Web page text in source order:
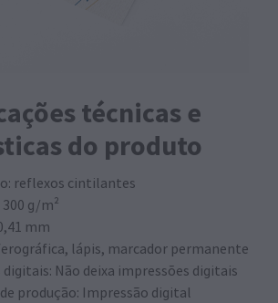
técnicas e
do produto
reflexos cintilantes
g/m²
mm
lápis, marcador permanente
Não deixa impressões digitais
produção: Impressão digital